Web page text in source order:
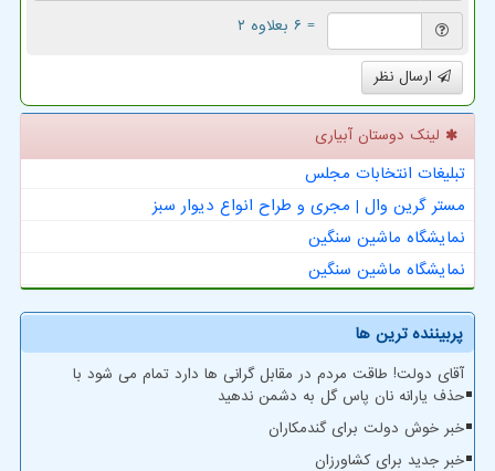
= ۶ بعلاوه ۲
ارسال نظر
لینک دوستان آبیاری
تبلیغات انتخابات مجلس
مستر گرین وال | مجری و طراح انواع دیوار سبز
نمایشگاه ماشین سنگین
نمایشگاه ماشین سنگین
پربیننده ترین ها
آقای دولت! طاقت مردم در مقابل گرانی ها دارد تمام می شود با
حذف یارانه نان پاس گل به دشمن ندهید
خبر خوش دولت برای گندمکاران
خبر جدید برای کشاورزان